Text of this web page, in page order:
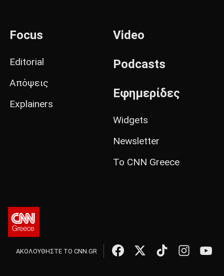
Focus
Editorial
Απόψεις
Explainers
Video
Podcasts
Εφημερίδες
Widgets
Newsletter
Το CNN Greece
ΑΚΟΛΟΥΘΗΣΤΕ ΤΟ CNN.GR